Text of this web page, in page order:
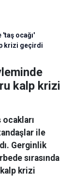
ocağı'
krizi geçirdi
kalp krizi
ile
Gerginlik
sırasında
krizi